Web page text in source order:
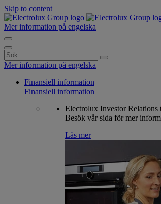
Skip to content
Mer information på engelska
Search
for:
Mer information på engelska
Finansiell information
Finansiell information
Electrolux Investor Relations
Besök vår sida för mer
Läs mer